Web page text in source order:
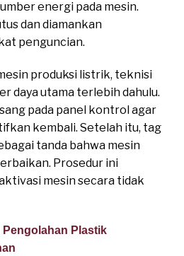
energi pada mesin.
dan diamankan
penguncian.
produksi listrik, teknisi
daya utama terlebih dahulu.
pada panel kontrol agar
kembali. Setelah itu, tag
tanda bahwa mesin
Prosedur ini
mesin secara tidak
Plastik